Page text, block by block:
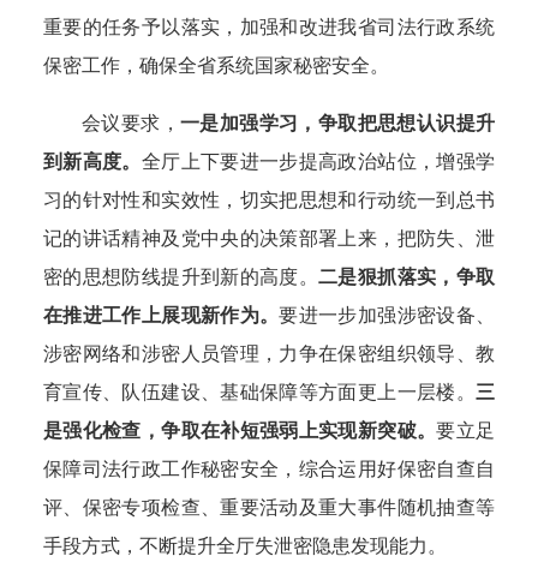
重要的任务予以落实，加强和改进我省司法行政系统
保密工作，确保全省系统国家秘密安全。
会议要求， 一是加强学习，争取把思想认识提升
到新高度。 全厅上下要进一步提高政治站位，增强学
习的针对性和实效性，切实把思想和行动统一到总书
记的讲话精神及党中央的决策部署上来，把防失、泄
密的思想防线提升到新的高度。二是狠抓落实，争取
在推进工作上展现新作为。要进一步加强涉密设备、
涉密网络和涉密人员管理，力争在保密组织领导、教
育宣传、队伍建设、基础保障等方面更上一层楼。 三
是强化检查，争取在补短强弱上实现新突破。要立足
保障司法行政工作秘密安全，综合运用好保密自查自
评、保密专项检查、重要活动及重大事件随机抽查等
手段方式，不断提升全厅失泄密隐患发现能力 。